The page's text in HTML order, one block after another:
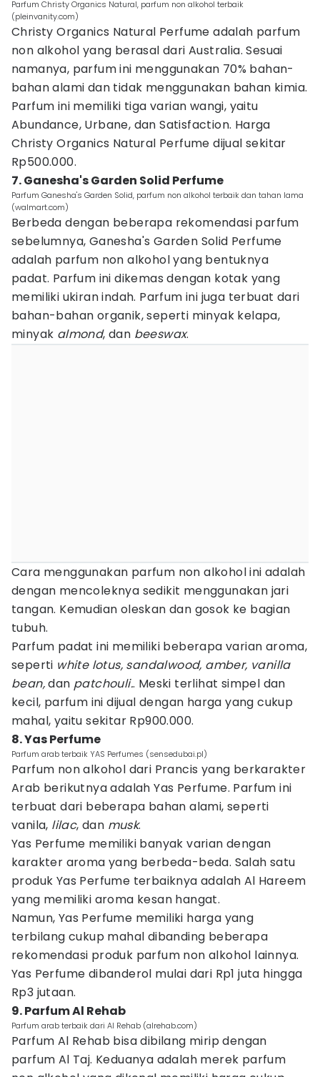
Parfum Christy Organics Natural, parfum non alkohol terbaik
(pleinvanity.com)
Christy Organics Natural Perfume adalah parfum
non alkohol yang berasal dari Australia. Sesuai
namanya, parfum ini menggunakan 70% bahan-
bahan alami dan tidak menggunakan bahan kimia.
Parfum ini memiliki tiga varian wangi, yaitu
Abundance, Urbane, dan Satisfaction. Harga
Christy Organics Natural Perfume dijual sekitar
Rp500.000.
7. Ganesha's Garden Solid Perfume
Parfum Ganesha's Garden Solid, parfum non alkohol terbaik dan tahan lama
(walmart.com)
Berbeda dengan beberapa rekomendasi parfum
sebelumnya, Ganesha's Garden Solid Perfume
adalah parfum non alkohol yang bentuknya
padat. Parfum ini dikemas dengan kotak yang
memiliki ukiran indah. Parfum ini juga terbuat dari
bahan-bahan organik, seperti minyak kelapa,
minyak almond, dan beeswax.
Cara menggunakan parfum non alkohol ini adalah
dengan mencoleknya sedikit menggunakan jari
tangan. Kemudian oleskan dan gosok ke bagian
tubuh.
Parfum padat ini memiliki beberapa varian aroma,
seperti white lotus, sandalwood, amber, vanilla
bean,dan patchouli.. Meski terlihat simpel dan
kecil, parfum ini dijual dengan harga yang cukup
mahal, yaitu sekitar Rp900.000.
8. Yas Perfume
Parfum arab terbaik YAS Perfumes (sensedubai.pl)
Parfum non alkohol dari Prancis yang berkarakter
Arab berikutnya adalah Yas Perfume. Parfum ini
terbuat dari beberapa bahan alami, seperti
vanila, lilac, dan musk.
Yas Perfume memiliki banyak varian dengan
karakter aroma yang berbeda-beda. Salah satu
produk Yas Perfume terbaiknya adalah Al Hareem
yang memiliki aroma kesan hangat.
Namun, Yas Perfume memiliki harga yang
terbilang cukup mahal dibanding beberapa
rekomendasi produk parfum non alkohol lainnya.
Yas Perfume dibanderol mulai dari Rp1 juta hingga
Rp3 jutaan.
9. Parfum Al Rehab
Parfum arab terbaik dari Al Rehab (alrehab.com)
Parfum Al Rehab bisa dibilang mirip dengan
parfum Al Taj. Keduanya adalah merek parfum